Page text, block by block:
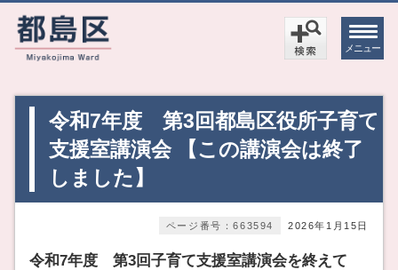
メニュー
令和7年度 第3回都島区役所子育て
支援室講演会 【この講演会は終了
しました】
2026年1月15日
ページ番号：663594
令和7年度 第3回子育て支援室講演会を終えて